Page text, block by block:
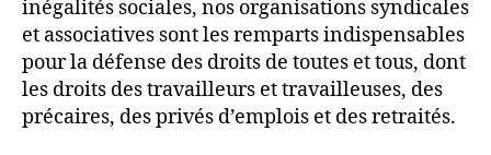
inégalités sociales, nos organisations syndicales
et associatives sont les remparts indispensables
pour la défense des droits de toutes et tous, dont
les droits des travailleurs et travailleuses, des
précaires, des privés d’emplois et des retraités.